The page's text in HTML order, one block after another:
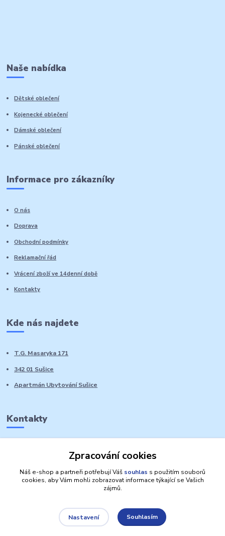
Naše nabídka
Dětské oblečení
Kojenecké oblečení
Dámské oblečení
Pánské oblečení
Informace pro zákazníky
O nás
Doprava
Obchodní podmínky
Reklamační řád
Vrácení zboží ve 14denní době
Kontakty
Kde nás najdete
T.G. Masaryka 171
342 01 Sušice
Apartmán Ubytování Sušice
Kontakty
Zpracování cookies
Náš e-shop a partneři potřebují Váš souhlas s použitím souborů
cookies, aby Vám mohli zobrazovat informace týkající se Vašich
zájmů.
Nastavení Souhlasím